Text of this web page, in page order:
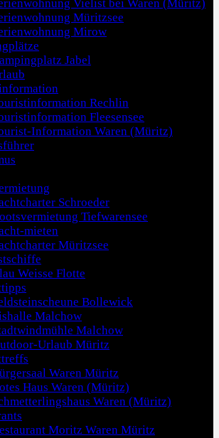
Vielist bei Waren (Müritz)
Müritzsee
Mirow
Jabel
Rechlin
Fleesensee
Information Waren (Müritz)
Schroeder
Tiefwarensee
mieten
Müritzsee
Weisse Flotte
Bollewick
Malchow
Malchow
Urlaub Müritz
Waren Müritz
Haus Waren (Müritz)
Waren (Müritz)
Moritz Waren Müritz